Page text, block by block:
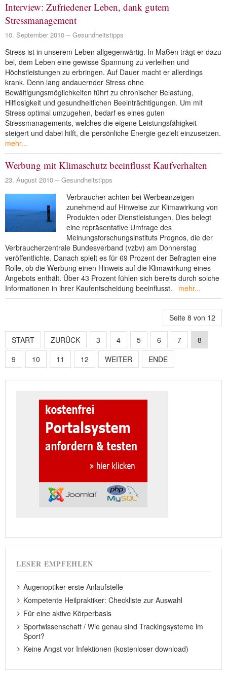
Interview: Zufriedener Leben, dank gutem
Stressmanagement
10. September 2010 Gesundheitstipps
Stress ist in unserem Leben allgegenwärtig. In Maßen trägt er dazu
bei, dem Leben eine gewisse Spannung zu verleihen und
Höchstleistungen zu erbringen. Auf Dauer macht er allerdings
krank. Denn lang andauernder Stress ohne
Bewältigungsmöglichkeiten führt zu chronischer Belastung,
Hilflosigkeit und gesundheitlichen Beeinträchtigungen. Um mit
Stress optimal umzugehen, bedarf es eines guten
Stressmanagements, welches die eigene Leistungsfähigkeit
steigert und dabei hilft, die persönliche Energie gezielt einzusetzen.
mehr...
Werbung mit Klimaschutz beeinflusst Kaufverhalten
23. August 2010 Gesundheitstipps
Verbraucher achten bei Werbeanzeigen
zunehmend auf Hinweise zur Klimawirkung von
Produkten oder Dienstleistungen. Dies belegt
eine repräsentative Umfrage des
Meinungsforschungsinstituts Prognos, die der
Verbraucherzentrale Bundesverband (vzbv) am Donnerstag
veröffentlichte. Danach spielt es für 69 Prozent der Befragten eine
Rolle, ob die Werbung einen Hinweis auf die Klimawirkung eines
Angebots enthält. Über 43 Prozent fühlen sich bereits durch solche
Informationen in ihrer Kaufentscheidung beeinflusst.
mehr...
Seite 8 von 12
START ZURÜCK 3 4 5 6 7
8
9
10 11 12 WEITER ENDE
LESER EMPFEHLEN
Augenoptiker erste Anlaufstelle
Kompetente Heilpraktiker: Checkliste zur Auswahl
Für eine aktive Körperbasis
Sportwissenschaft / Wie genau sind Trackingsysteme im
Sport?
Keine Angst vor Infektionen (kostenloser download)